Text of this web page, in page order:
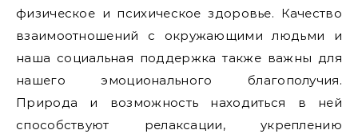
физическое и психическое здоровье. Качество
взаимоотношений с окружающими людьми и
наша социальная поддержка также важны для
нашего эмоционального благополучия.
Природа и возможность находиться в ней
способствуют релаксации, укреплению